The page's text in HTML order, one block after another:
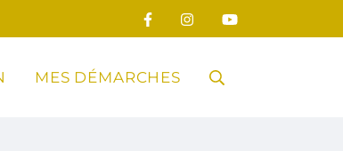
MES DÉMARCHES RECHERCHE